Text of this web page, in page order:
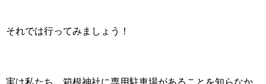
それでは行ってみましょう！
実は私たち、箱根神社に専用駐車場があることを知らなか